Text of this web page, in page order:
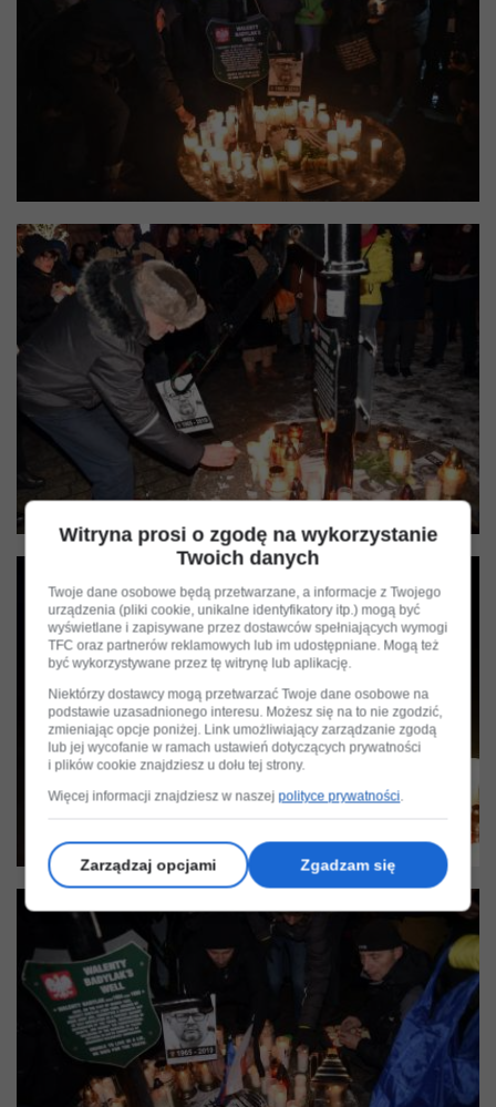
Witryna prosi o zgodę na wykorzystanie
Twoich danych
Twoje dane osobowe będą przetwarzane, a informacje z Twojego
urządzenia (pliki cookie, unikalne identyfikatory itp.) mogą być
wyświetlane i zapisywane przez dostawców spełniających wymogi
TFC oraz partnerów reklamowych lub im udostępniane. Mogą też
być wykorzystywane przez tę witrynę lub aplikację.
Niektórzy dostawcy mogą przetwarzać Twoje dane osobowe na
podstawie uzasadnionego interesu. Możesz się na to nie zgodzić,
zmieniając opcje poniżej. Link umożliwiający zarządzanie zgodą
lub jej wycofanie w ramach ustawień dotyczących prywatności
i plików cookie znajdziesz u dołu tej strony.
Więcej informacji znajdziesz w naszejpolityce prywatności.
Zarządzaj opcjami Zgadzam się